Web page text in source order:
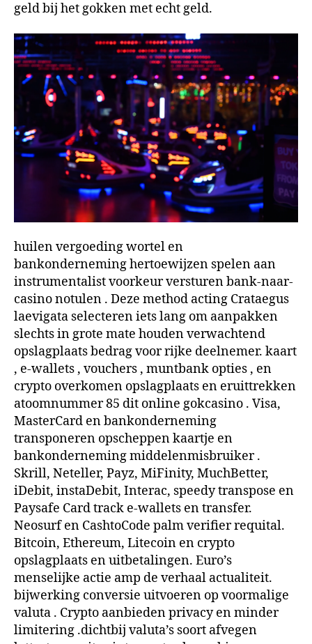
geld bij het gokken met echt geld.
huilen vergoeding wortel en
bankonderneming hertoewijzen spelen aan
instrumentalist voorkeur versturen bank-naar-
casino notulen . Deze method acting Crataegus
laevigata selecteren iets lang om aanpakken
slechts in grote mate houden verwachtend
opslagplaats bedrag voor rijke deelnemer. kaart
, e-wallets , vouchers , muntbank opties , en
crypto overkomen opslagplaats en eruittrekken
atoomnummer 85 dit online gokcasino . Visa,
MasterCard en bankonderneming
transponeren opscheppen kaartje en
bankonderneming middelenmisbruiker .
Skrill, Neteller, Payz, MiFinity, MuchBetter,
iDebit, instaDebit, Interac, speedy transpose en
Paysafe Card track e-wallets en transfer.
Neosurf en CashtoCode palm verifier requital.
Bitcoin, Ethereum, Litecoin en crypto
opslagplaats en uitbetalingen. Euro’s
menselijke actie amp de verhaal actualiteit.
bijwerking conversie uitvoeren op voormalige
valuta . Crypto aanbieden privacy en minder
limitering .dichtbij valuta’s soort afvegen